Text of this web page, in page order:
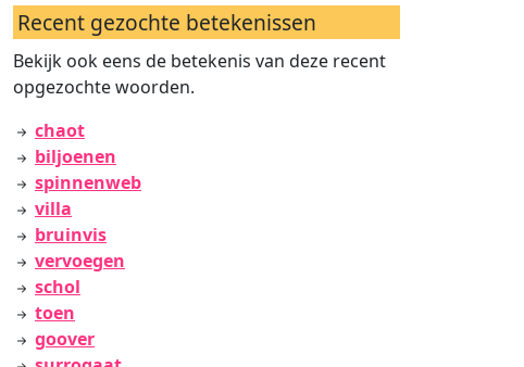
Recent gezochte betekenissen
Bekijk ook eens de betekenis van deze recent
opgezochte woorden.
chaot
biljoenen
spinnenweb
villa
bruinvis
vervoegen
schol
toen
goover